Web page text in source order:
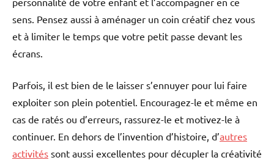
sens. Pensez aussi à aménager un coin créatif chez vous
et à limiter le temps que votre petit passe devant les
écrans.
Parfois, il est bien de le laisser s’ennuyer pour lui faire
exploiter son plein potentiel. Encouragez-le et même en
cas de ratés ou d’erreurs, rassurez-le et motivez-le à
continuer. En dehors de l’invention d’histoire, d’autres
activités sont aussi excellentes pour décupler la créativité